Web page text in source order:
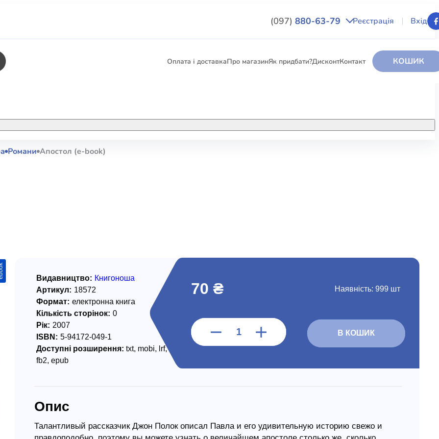
(097) 880-63-79 Реєстрація Вхід
Оплата і доставкаПро магазинЯк придбати?ДисконтКонтакт КОШИК
мовами
видання
Церкви
/ Харчування
ЕЛЕКТРОННІ КНИГИ
Романи Апостол (e-book)
70 ₴ Наявність: 999 шт
В КОШИК
Видавництво: Книгоноша
Артикул: 18572
Формат: електронна книга
Кількість сторінок: 0
Рік: 2007
ISBN: 5-94172-049-1
Доступні розширення: txt, mobi, lrf,
fb2, epub
Опис
Талантливый рассказчик Джон Полок описал Павла и его удивительную историю свежо и